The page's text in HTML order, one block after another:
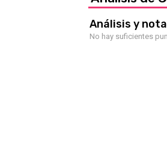
Análisis y
No hay suficientes